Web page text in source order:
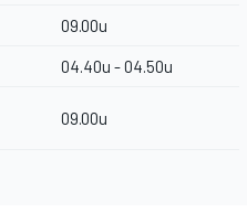
09.00u
04.40u - 04.50u
09.00u